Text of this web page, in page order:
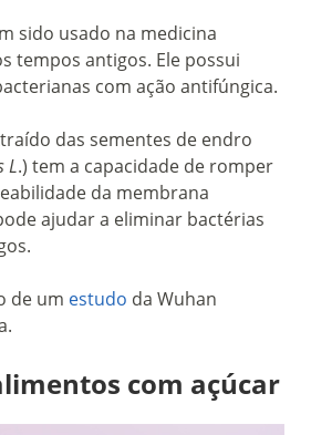
sido usado na medicina
tempos antigos. Ele possui
com ação antifúngica.
das sementes de endro
L.) tem a capacidade de romper
da membrana
ajudar a eliminar bactérias
de um estudo da Wuhan
com açúcar